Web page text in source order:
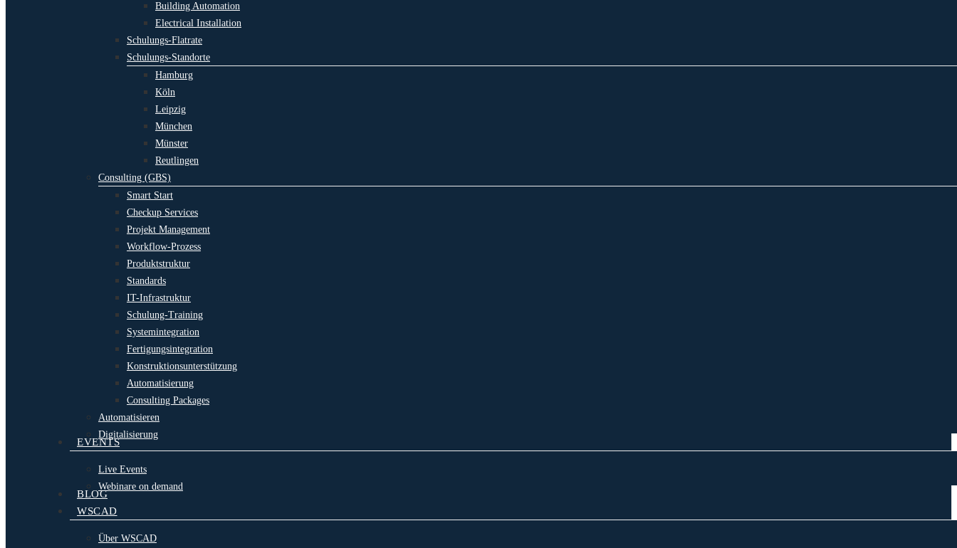
Building Automation
Electrical Installation
Schulungs-Flatrate
Schulungs-Standorte
Hamburg
Köln
Leipzig
München
Münster
Reutlingen
Consulting (GBS)
Smart Start
Checkup Services
Projekt Management
Workflow-Prozess
Produktstruktur
Standards
IT-Infrastruktur
Schulung-Training
Systemintegration
Fertigungsintegration
Konstruktionsunterstützung
Automatisierung
Consulting Packages
Automatisieren
Digitalisierung
EVENTS
Live Events
Webinare on demand
BLOG
WSCAD
Über WSCAD